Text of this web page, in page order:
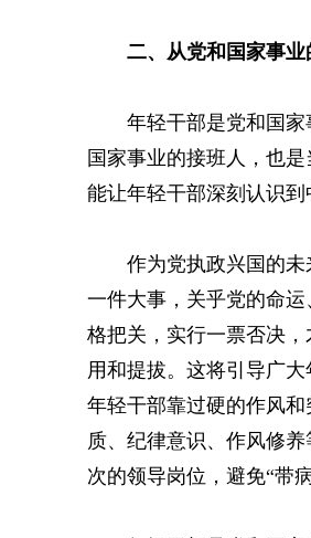
二、从党和国家事
年轻干部是党和国
国家事业的接班人，也
能让年轻干部深刻认识
作为党执政兴国的
一件大事，关乎党的命
格把关，实行一票否决
用和提拔。这将引导广
年轻干部靠过硬的作风
质、纪律意识、作风修
次的领导岗位，避免“带